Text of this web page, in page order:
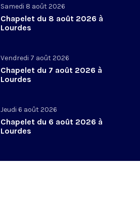
Samedi 8 août 2026
Chapelet du 8 août 2026 à
Lourdes
Vendredi 7 août 2026
Chapelet du 7 août 2026 à
Lourdes
Jeudi 6 août 2026
Chapelet du 6 août 2026 à
Lourdes